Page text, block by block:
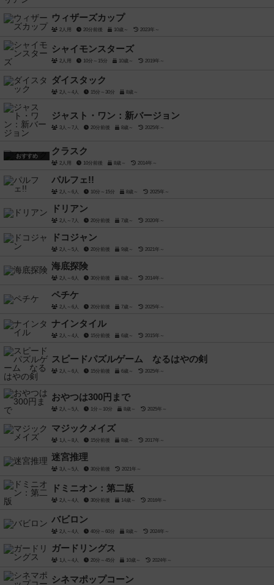
ウィザーズカップ
2人用 20分前後 10歳～ 2023年～
シャイモンスターズ
2人用 10分～15分 10歳～ 2019年～
ダイスタック
2人～4人 15分～30分 8歳～
ジャスト・ワン：新バージョン
3人～7人 20分前後 8歳～ 2025年～
おすすめ
クラスク
2人用 10分前後 8歳～ 2014年～
パルフェ!!
2人～6人 10分～15分 8歳～ 2025年～
ドリアン
2人～7人 20分前後 7歳～ 2020年～
ドコジャン
2人～5人 20分前後 9歳～ 2021年～
海底探険
2人～6人 30分前後 8歳～ 2014年～
ペチケ
2人～6人 20分前後 7歳～ 2025年～
ナインタイル
2人～4人 15分前後 6歳～ 2015年～
スピードパズルゲーム なるはやの剣
2人～6人 15分前後 6歳～ 2025年～
おやつは300円まで
2人～5人 1分～10分 8歳～ 2025年～
マジックメイズ
1人～8人 15分前後 8歳～ 2017年～
迷宮推理
3人～5人 30分前後 2021年～
ドミニオン：第二版
2人～4人 30分前後 14歳～ 2016年～
バビロン
2人～4人 40分～60分 8歳～ 2024年～
ガードリングス
1人～4人 20分～45分 10歳～ 2024年～
シネマポップコーン